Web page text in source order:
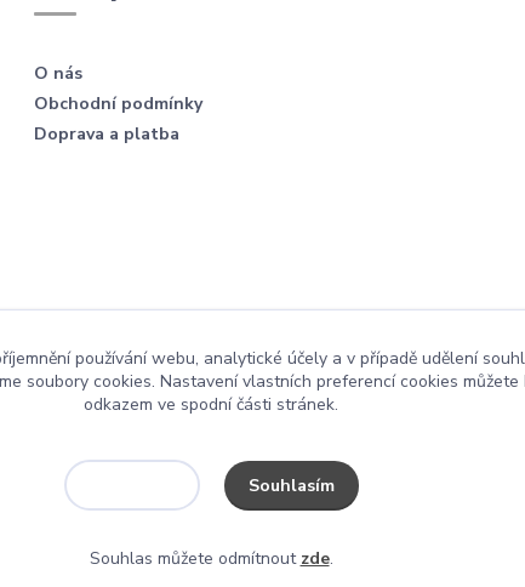
O nás
Obchodní podmínky
Doprava a platba
používání webu, analytické účely a v případě udělení
soubory cookies. Nastavení vlastních preferencí cookies
odkazem ve spodní části stránek.
Souhlasím
Souhlas můžete odmítnout zde.